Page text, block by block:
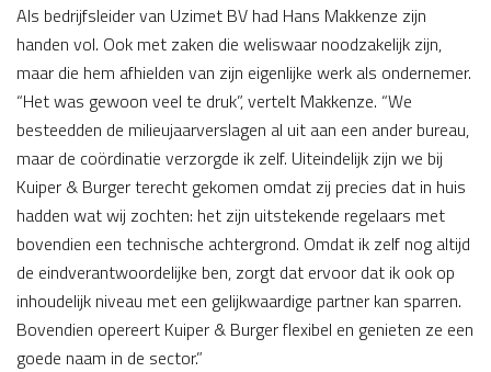
Als bedrijfsleider van Uzimet BV had Hans Makkenze zijn
handen vol. Ook met zaken die weliswaar noodzakelijk zijn,
maar die hem afhielden van zijn eigenlijke werk als ondernemer.
“Het was gewoon veel te druk”, vertelt Makkenze. “We
besteedden de milieujaarverslagen al uit aan een ander bureau,
maar de coördinatie verzorgde ik zelf. Uiteindelijk zijn we bij
Kuiper & Burger terecht gekomen omdat zij precies dat in huis
hadden wat wij zochten: het zijn uitstekende regelaars met
bovendien een technische achtergrond. Omdat ik zelf nog altijd
de eindverantwoordelijke ben, zorgt dat ervoor dat ik ook op
inhoudelijk niveau met een gelijkwaardige partner kan sparren.
Bovendien opereert Kuiper & Burger flexibel en genieten ze een
goede naam in de sector.”